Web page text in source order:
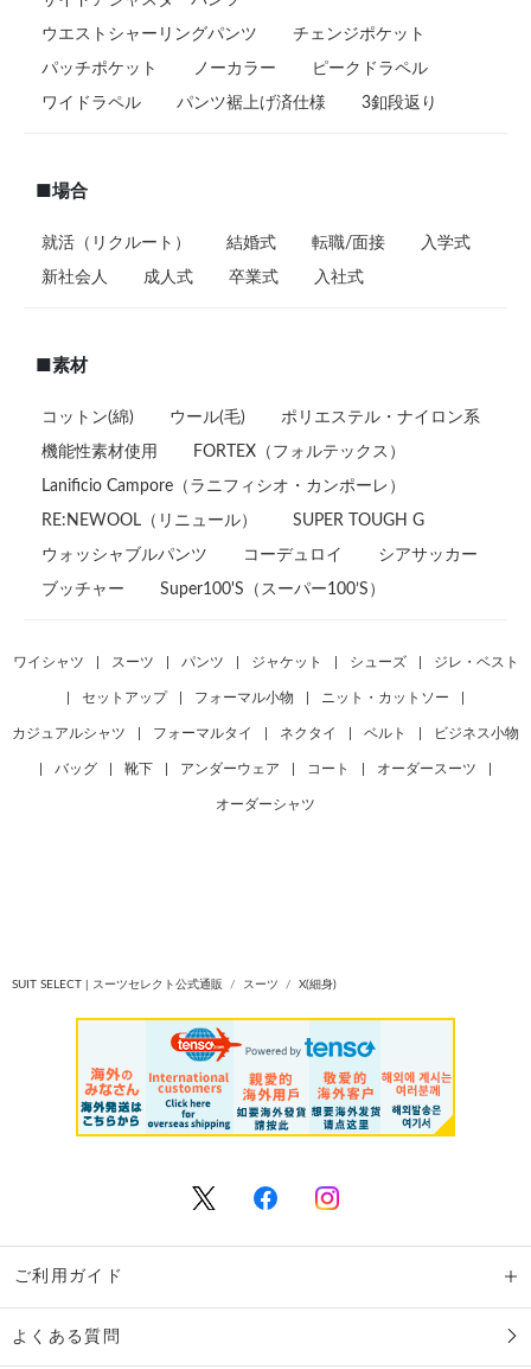
ウエストシャーリングパンツ チェンジポケット
パッチポケット ノーカラー ピークドラペル
ワイドラペル パンツ裾上げ済仕様 3釦段返り
■場合
就活（リクルート） 結婚式 転職/面接 入学式
新社会人 成人式 卒業式 入社式
■素材
コットン(綿) ウール(毛) ポリエステル・ナイロン系
機能性素材使用 FORTEX（フォルテックス）
Lanificio Campore（ラニフィシオ・カンポーレ）
RE:NEWOOL（リニュール） SUPER TOUGH G
ウォッシャブルパンツ コーデュロイ シアサッカー
ブッチャー Super100'S（スーパー100’S）
ワイシャツ スーツ パンツ ジャケット シューズ ジレ・ベスト
セットアップ フォーマル小物 ニット・カットソー
カジュアルシャツ フォーマルタイ ネクタイ ベルト ビジネス小物
バッグ 靴下 アンダーウェア コート オーダースーツ
オーダーシャツ
SUIT SELECT | スーツセレクト公式通販 スーツ X(細身)
ご利用ガイド
よくある質問